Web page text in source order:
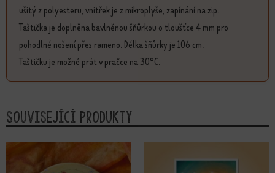
ušitý z polyesteru, vnitřek je z mikroplyše, zapínání na zip.
Taštička je doplněna bavlněnou šňůrkou o tloušťce 4 mm pro
pohodlné nošení přes rameno. Délka šňůrky je 106 cm.
Taštičku je možné prát v pračce na 30°C.
Související produkty